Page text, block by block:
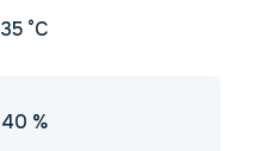
35 °C
40 %